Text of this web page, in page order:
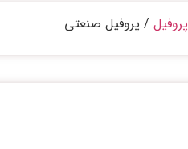
پروفیل / پروفیل صنعتی